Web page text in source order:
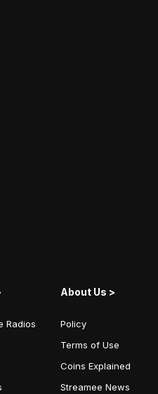
Radios
About Us >
Policy
Terms of Use
Coins Explained
Streamee News